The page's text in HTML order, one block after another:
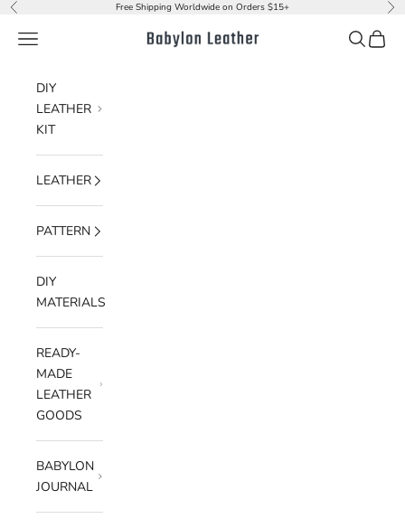
Skip to content
Previous Free Shipping Worldwide on Orders $15+
Babylon Leather
Navigation menu Search
Cart
DIY
LEATHER
KIT
LEATHER
PATTERN
DIY
MATERIALS
READY-
MADE
LEATHER
GOODS
BABYLON
JOURNAL